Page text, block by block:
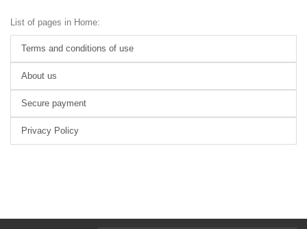
List of pages in Home:
Terms and conditions of use
About us
Secure payment
Privacy Policy